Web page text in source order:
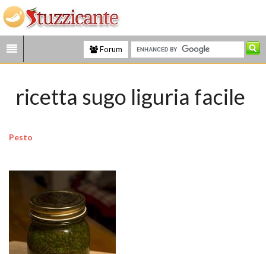
Forum
ricetta sugo liguria facile
Pesto